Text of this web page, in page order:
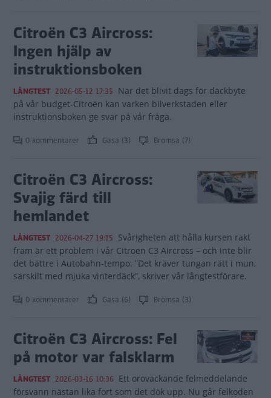
Citroën C3 Aircross:
Ingen hjälp av
instruktionsboken
LÅNGTEST 2026-05-12 17:35 När det blivit dags för däckbyte
på vår budget-Citroën kan varken bilverkstaden eller
instruktionsboken ge svar på vår fråga.
0 kommentarer Gasa (3) Bromsa (7)
Citroën C3 Aircross:
Svajig färd till
hemlandet
LÅNGTEST 2026-04-27 19:15 Svårigheten att hålla kursen rakt
fram är ett problem i vår Citroën C3 Aircross – och inte blir
det bättre i Autobahn-tempo. ”Det kräver tungan rätt i mun,
särskilt med mjuka vinterdäck”, skriver vår långtestförare.
0 kommentarer Gasa (6) Bromsa (3)
Citroën C3 Aircross: Fel
på motor var falsklarm
LÅNGTEST 2026-03-16 10:36 Ett oroväckande felmeddelande
försvann nästan lika fort som det dök upp. Nu går felkoden